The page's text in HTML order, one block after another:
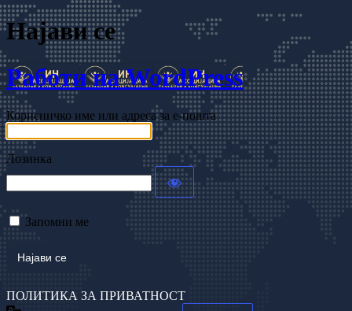
Најави се
Работи на WordPress
Корисничко име или адреса за е-пошта
Лозинка
Запомни ме
ПОЛИТИКА ЗА ПРИВАТНОСТ